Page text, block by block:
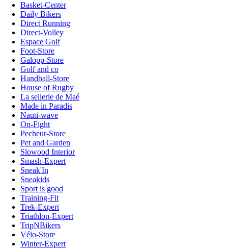
Basket-Center
Daily Bikers
Direct Running
Direct-Volley
Espace Golf
Foot-Store
Galopp-Store
Golf and co
Handball-Store
House of Rugby
La sellerie de Maé
Made in Paradis
Nauti-wave
On-Fight
Pecheur-Store
Pet and Garden
Slowood Interior
Smash-Expert
Sneak'In
Sneakids
Sport is good
Training-Fit
Trek-Expert
Triathlon-Expert
TripNBikers
Vélo-Store
Winter-Expert